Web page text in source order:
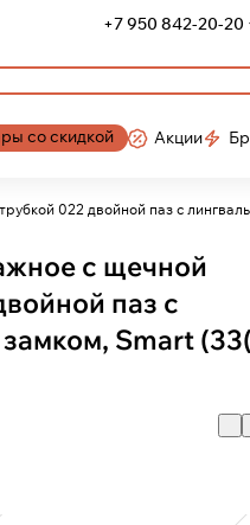
+7 950 842-20-20
со скидкой Акции
022 двойной паз с
с щечной
паз с
Smart